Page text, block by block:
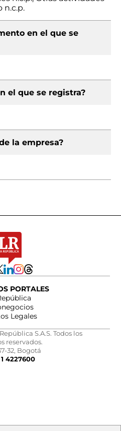
n.c.p.
en el que se
el que se registra?
la empresa?
PORTALES
Legales
S.A.S. Todos los
reservados.
32, Bogotá
4227600